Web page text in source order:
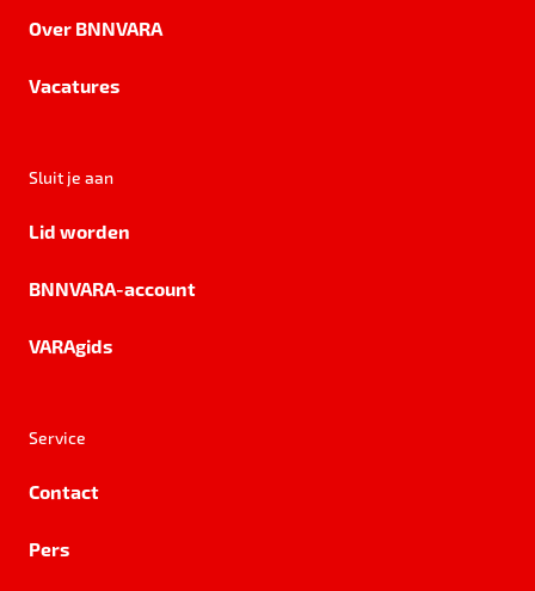
Over BNNVARA
Vacatures
Sluit je aan
Lid worden
BNNVARA-account
VARAgids
Service
Contact
Pers